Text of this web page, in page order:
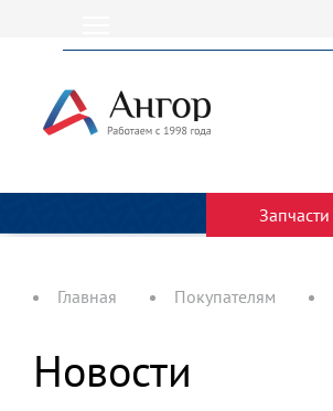
Запчасти
Главная Покупателям
Новости